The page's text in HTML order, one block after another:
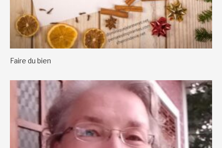
Faire du bien